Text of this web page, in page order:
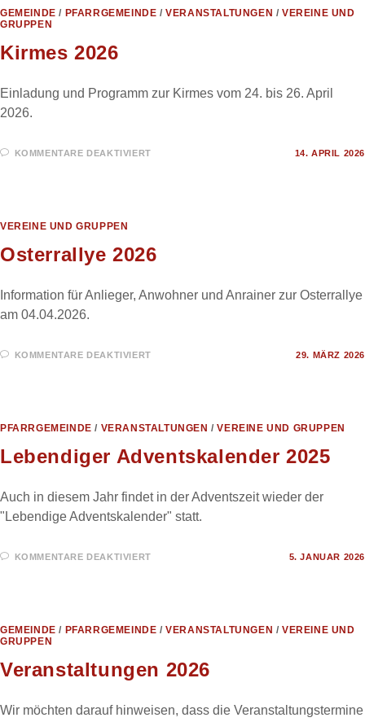
GEMEINDE / PFARRGEMEINDE /VERANSTALTUNGEN /VEREINE UND
GRUPPEN
Kirmes 2026
Einladung und Programm zur Kirmes vom 24. bis 26. April
2026.
KOMMENTARE DEAKTIVIERTFÜR
14. APRIL 2026
VEREINE UND GRUPPEN
Osterrallye 2026
Information für Anlieger, Anwohner und Anrainer zur Osterrallye
am 04.04.2026.
KOMMENTARE DEAKTIVIERTFÜR
29. MÄRZ 2026
PFARRGEMEINDE / VERANSTALTUNGEN /VEREINE UND GRUPPEN
Lebendiger Adventskalender 2025
Auch in diesem Jahr findet in der Adventszeit wieder der
"Lebendige Adventskalender" statt.
KOMMENTARE DEAKTIVIERTFÜR
5. JANUAR 2026
GEMEINDE / PFARRGEMEINDE /VERANSTALTUNGEN /VEREINE UND
GRUPPEN
Veranstaltungen 2026
Wir möchten darauf hinweisen, dass die Veranstaltungstermine